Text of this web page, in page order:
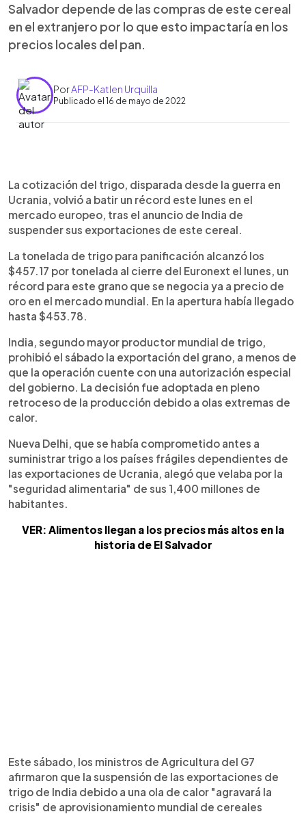
Salvador depende de las compras de este cereal
en el extranjero por lo que esto impactaría en los
precios locales del pan.
PorAFP-Katlen Urquilla
Publicado el 16 de mayo de 2022
► Escuchar artículo
La cotización del trigo, disparada desde la guerra en
Ucrania, volvió a batir un récord este lunes en el
mercado europeo, tras el anuncio de India de
suspender sus exportaciones de este cereal.
La tonelada de trigo para panificación alcanzó los
$457.17 por tonelada al cierre del Euronext el lunes, un
récord para este grano que se negocia ya a precio de
oro en el mercado mundial. En la apertura había llegado
hasta $453.78.
India, segundo mayor productor mundial de trigo,
prohibió el sábado la exportación del grano, a menos de
que la operación cuente con una autorización especial
del gobierno. La decisión fue adoptada en pleno
retroceso de la producción debido a olas extremas de
calor.
Nueva Delhi, que se había comprometido antes a
suministrar trigo a los países frágiles dependientes de
las exportaciones de Ucrania, alegó que velaba por la
"seguridad alimentaria" de sus 1,400 millones de
habitantes.
VER: Alimentos llegan a los precios más altos en la
historia de El Salvador
Este sábado, los ministros de Agricultura del G7
afirmaron que la suspensión de las exportaciones de
trigo de India debido a una ola de calor "agravará la
crisis" de aprovisionamiento mundial de cereales